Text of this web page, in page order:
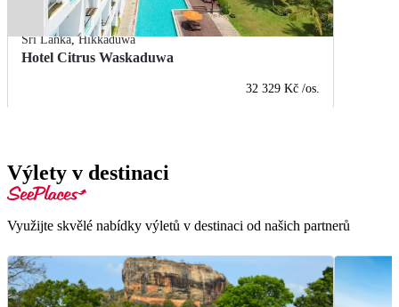
Srí Lanka,Hikkaduwa
Hotel Citrus Waskaduwa
32 329 Kč /os.
Výlety v destinaci
Využijte skvělé nabídky výletů v destinaci od našich partnerů